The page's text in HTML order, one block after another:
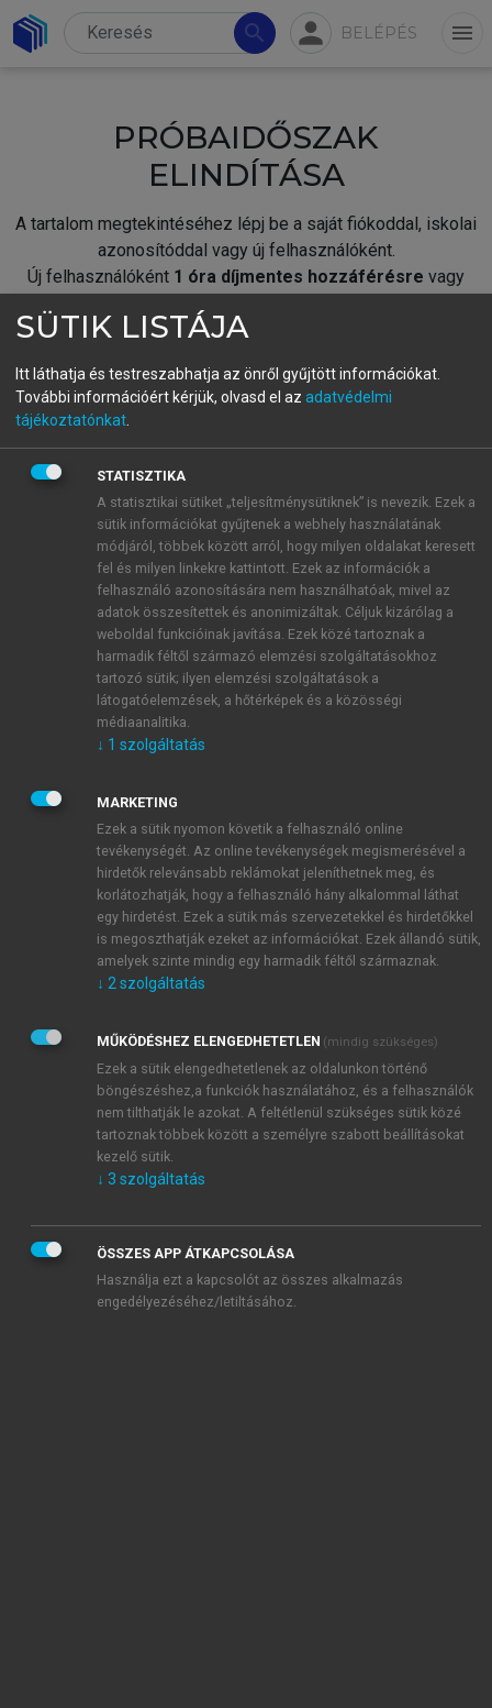
search person BELÉPÉS menu
PRÓBAIDŐSZAK
ELINDÍTÁSA
A tartalom megtekintéséhez lépj be a saját fiókoddal, iskolai
azonosítóddal vagy új felhasználóként.
Új felhasználóként 1 óra díjmentes hozzáférésre vagy
fiókoddal,vagy hozz létre új fiókot.
A regisztráció után apróbaidőszakautomatikusan
BELÉPÉS SAJÁT FIÓKKAL
ÚJ FIÓK LÉTREHOZÁSA
1 óra díjmentes hozzáférés
E-MAIL-CÍM
JELSZÓ
JELSZÓ ÚJRA
Kérek értesítést a MeRSZ újdonságairól, akcióiról.
Kérek értesítést az Akadémiai Kiadó Zrt. újdonságairól,
Adatkezelési tájékoztatóbanfoglaltakat tudomásul
veszem és elfogadom.
Általános vásárlási feltételeket, valamint a szotar.netés a
mersz.huoldalak licencszerződéseiben foglaltakat
tudomásul veszem és elfogadom.
KIPRÓBÁLOM
SÜTIK LISTÁJA
Itt láthatja és testreszabhatja az önről gyűjtött információkat.
További információért kérjük, olvasd el az adatvédelmi
tájékoztatónkat
STATISZTIKA
A statisztikai sütiket „teljesítménysütiknek” is nevezik. Ezek a
sütik információkat gyűjtenek a webhely használatának
módjáról, többek között arról, hogy milyen oldalakat keresett
fel és milyen linkekre kattintott. Ezek az információk a
felhasználó azonosítására nem használhatóak, mivel az
adatok összesítettek és anonimizáltak. Céljuk kizárólag a
weboldal funkcióinak javítása. Ezek közé tartoznak a
harmadik féltől származó elemzési szolgáltatásokhoz
tartozó sütik; ilyen elemzési szolgáltatások a
látogatóelemzések, a hőtérképek és a közösségi
médiaanalitika.
↓ 1 szolgáltatás
MARKETING
Ezek a sütik nyomon követik a felhasználó online
tevékenységét. Az online tevékenységek megismerésével a
hirdetők relevánsabb reklámokat jeleníthetnek meg, és
korlátozhatják, hogy a felhasználó hány alkalommal láthat
egy hirdetést. Ezek a sütik más szervezetekkel és hirdetőkkel
is megoszthatják ezeket az információkat. Ezek állandó sütik,
amelyek szinte mindig egy harmadik féltől származnak.
↓ 2 szolgáltatás
MŰKÖDÉSHEZ ELENGEDHETETLEN (mindig szükséges)
Ezek a sütik elengedhetetlenek az oldalunkon történő
böngészéshez,a funkciók használatához, és a felhasználók
nem tilthatják le azokat. A feltétlenül szükséges sütik közé
tartoznak többek között a személyre szabott beállításokat
kezelő sütik.
↓ 3 szolgáltatás
ÖSSZES APP ÁTKAPCSOLÁSA
Használja ezt a kapcsolót az összes alkalmazás
engedélyezéséhez/letiltásához.